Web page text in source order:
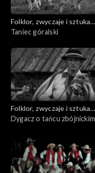
Folklor, zwyczaje i sztuka
ludowa
Taniec góralski
Folklor, zwyczaje i sztuka
ludowa
Dygacz o tańcu zbójnickim